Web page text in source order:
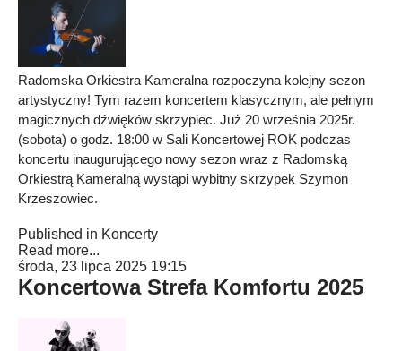
Radomska Orkiestra Kameralna rozpoczyna kolejny sezon
artystyczny! Tym razem koncertem klasycznym, ale pełnym
magicznych dźwięków skrzypiec. Już 20 września 2025r.
(sobota) o godz. 18:00 w Sali Koncertowej ROK podczas
koncertu inaugurującego nowy sezon wraz z Radomską
Orkiestrą Kameralną wystąpi wybitny skrzypek Szymon
Krzeszowiec.
Published in Koncerty
Read more...
środa, 23 lipca 2025 19:15
Koncertowa Strefa Komfortu 2025